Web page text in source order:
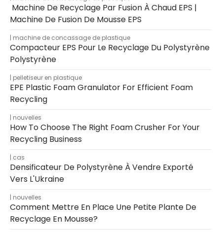
Machine De Recyclage Par Fusion À Chaud EPS |
Machine De Fusion De Mousse EPS
machine de concassage de plastique
Compacteur EPS Pour Le Recyclage Du Polystyrène
Polystyrène
pelletiseur en plastique
EPE Plastic Foam Granulator For Efficient Foam
Recycling
nouvelles
How To Choose The Right Foam Crusher For Your
Recycling Business
cas
Densificateur De Polystyrène À Vendre Exporté
Vers L'Ukraine
nouvelles
Comment Mettre En Place Une Petite Plante De
Recyclage En Mousse?